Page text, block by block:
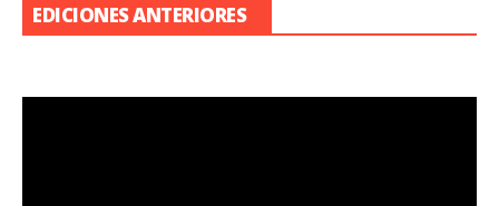
EDICIONES ANTERIORES